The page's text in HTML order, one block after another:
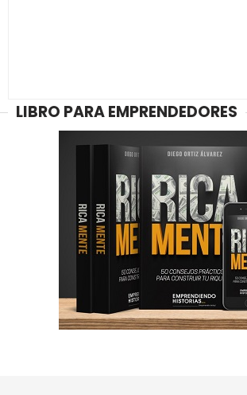
LIBRO PARA EMPRENDEDORES